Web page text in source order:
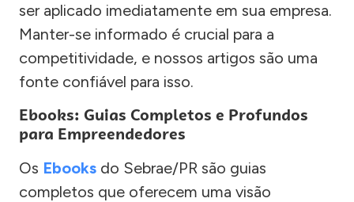
ser aplicado imediatamente em sua empresa.
Manter-se informado é crucial para a
competitividade, e nossos artigos são uma
fonte confiável para isso.
Ebooks: Guias Completos e Profundos
para Empreendedores
Os Ebooks do Sebrae/PR são guias
completos que oferecem uma visão